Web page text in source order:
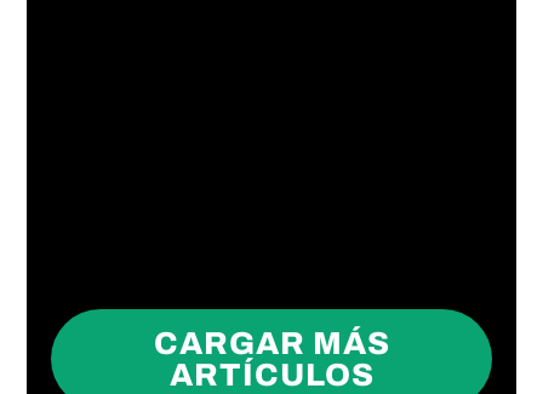
CARGAR MÁS
ARTÍCULOS